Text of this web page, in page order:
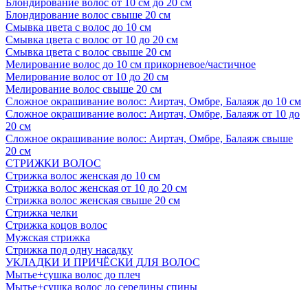
Блондирование волос от 10 см до 20 см
Блондирование волос свыше 20 см
Смывка цвета с волос до 10 см
Смывка цвета с волос от 10 до 20 см
Смывка цвета с волос свыше 20 см
Мелирование волос до 10 см прикорневое/частичное
Мелирование волос от 10 до 20 см
Мелирование волос свыше 20 см
Сложное окрашивание волос: Аиртач, Омбре, Балаяж до 10 см
Сложное окрашивание волос: Аиртач, Омбре, Балаяж от 10 до
20 см
Сложное окрашивание волос: Аиртач, Омбре, Балаяж свыше
20 см
СТРИЖКИ ВОЛОС
Стрижка волос женская до 10 см
Стрижка волос женская от 10 до 20 см
Стрижка волос женская свыше 20 см
Стрижка челки
Стрижка коцов волос
Мужская стрижка
Стрижка под одну насадку
УКЛАДКИ И ПРИЧЁСКИ ДЛЯ ВОЛОС
Мытье+сушка волос до плеч
Мытье+сушка волос до середины спины